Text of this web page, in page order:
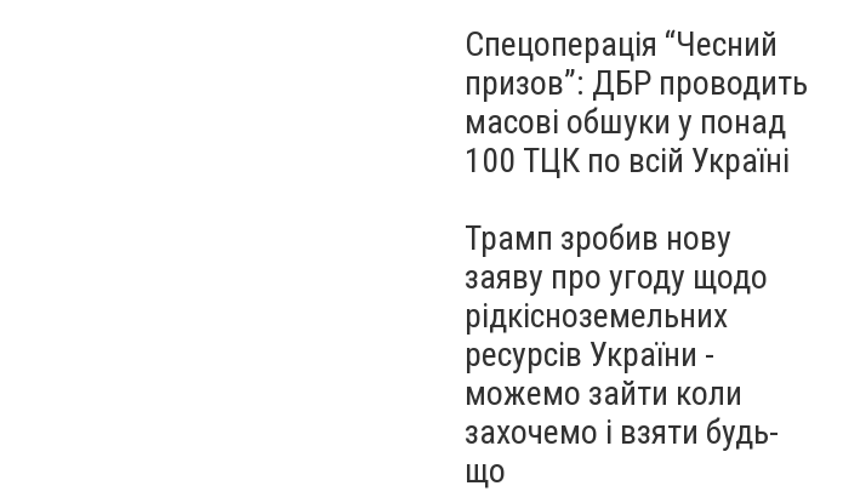
Спецоперація “Чесний
призов”: ДБР проводить
масові обшуки у понад
100 ТЦК по всій Україні
Трамп зробив нову
заяву про угоду щодо
рідкісноземельних
ресурсів України -
можемо зайти коли
захочемо і взяти будь-
що